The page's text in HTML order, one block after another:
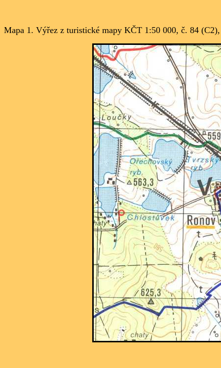
Mapa 1. Výřez z turistické mapy KČT 1:50 000, č. 84